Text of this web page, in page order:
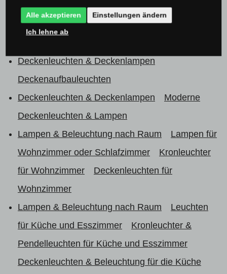
Wohnzimmer oder Schlafzimmer
Kronleuchter
für Schlafzimmer
Moderne Kronleuchter für das
Deckenleuchten & Deckenlampen
Deckenaufbauleuchten
Deckenleuchten & Deckenlampen
Moderne
Deckenleuchten & Lampen
Lampen & Beleuchtung nach Raum
Lampen für
Wohnzimmer oder Schlafzimmer
Kronleuchter
für Wohnzimmer
Deckenleuchten für
Wohnzimmer
Lampen & Beleuchtung nach Raum
Leuchten
für Küche und Esszimmer
Kronleuchter &
Pendelleuchten für Küche und Esszimmer
Deckenleuchten & Beleuchtung für die Küche
Alle akzeptieren Einstellungen ändern
Ich lehne ab